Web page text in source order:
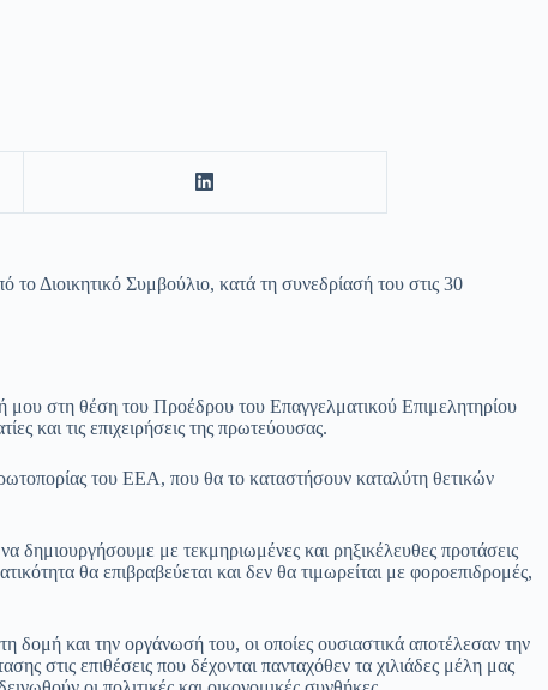
το Διοικητικό Συμβούλιο, κατά τη συνεδρίασή του στις 30
μου στη θέση του Προέδρου του Επαγγελματικού Επιμελητηρίου
και τις επιχειρήσεις της πρωτεύουσας.
του ΕΕΑ, που θα το καταστήσουν καταλύτη θετικών
δημιουργήσουμε με τεκμηριωμένες και ρηξικέλευθες προτάσεις
θα επιβραβεύεται και δεν θα τιμωρείται με φοροεπιδρομές,
και την οργάνωσή του, οι οποίες ουσιαστικά αποτέλεσαν την
στις επιθέσεις που δέχονται πανταχόθεν τα χιλιάδες μέλη μας